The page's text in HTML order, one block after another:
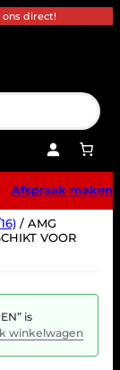
direct!
Afspraak maken
/ AMG
VOOR
is
winkelwagen